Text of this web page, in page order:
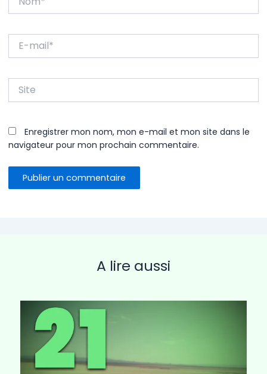
mail*
Enregistrer mon nom, mon e-mail et mon site dans le
navigateur pour mon prochain commentaire.
A lire aussi